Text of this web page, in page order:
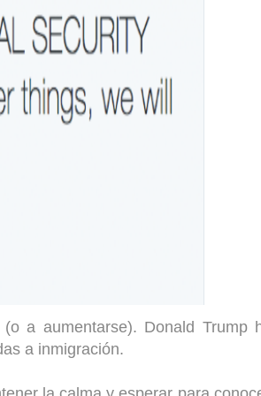
a aumentarse). Donald Trump
a inmigración.